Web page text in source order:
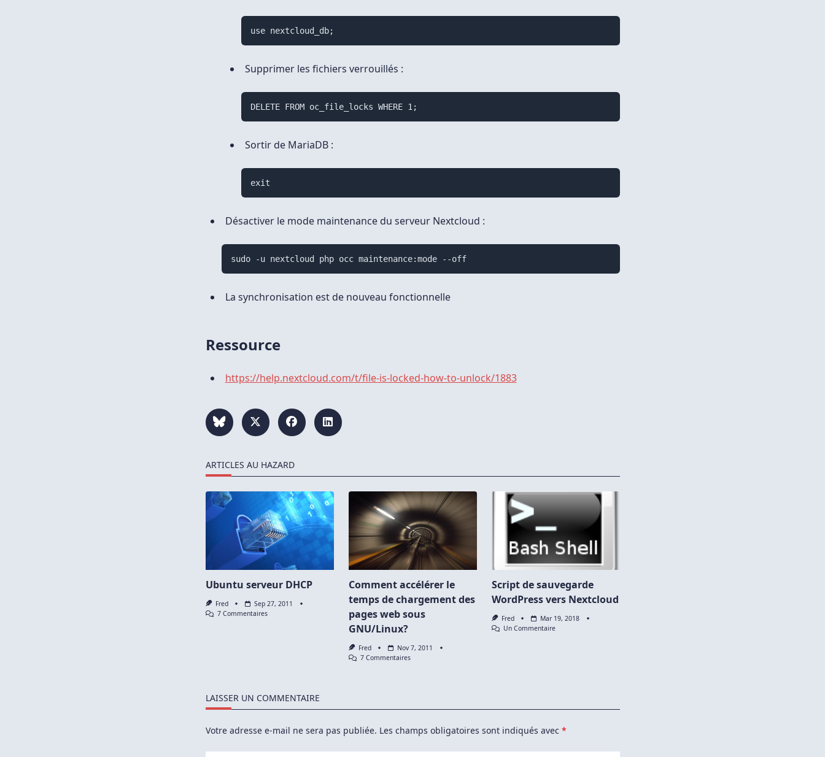
use nextcloud_db;
Supprimer les fichiers verrouillés :
DELETE FROM oc_file_locks WHERE 1;
Sortir de MariaDB :
exit
Désactiver le mode maintenance du serveur Nextcloud :
sudo -u nextcloud php occ maintenance:mode --off
La synchronisation est de nouveau fonctionnelle
Ressource
https://help.nextcloud.com/t/file-is-locked-how-to-unlock/1883
ARTICLES AU HAZARD
Ubuntu serveur DHCP
Fred
Sep 27, 2011
7 CommentairesSur
Comment accélérer le
temps de chargement des
pages web sous
GNU/Linux?
Fred
Nov 7, 2011
7 CommentairesSur
Chargement
Pages
Script de sauvegarde
WordPress vers Nextcloud
Fred
Mar 19, 2018
Un CommentaireSur
LAISSER UN COMMENTAIRE
Votre adresse e-mail ne sera pas publiée. Les champs obligatoires sont indiqués avec *